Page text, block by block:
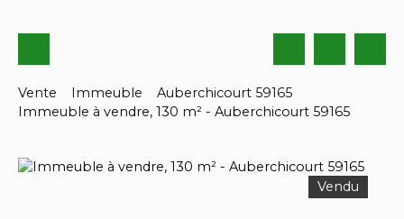
Vente Immeuble
Auberchicourt 59165
Immeuble à vendre, 130 m² - Auberchicourt 59165
Vendu